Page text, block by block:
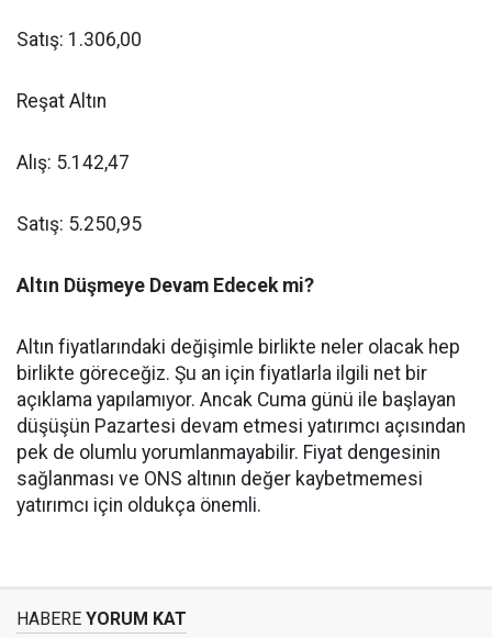
Satış: 1.306,00
Reşat Altın
Alış: 5.142,47
Satış: 5.250,95
Altın Düşmeye Devam Edecek mi?
Altın fiyatlarındaki değişimle birlikte neler olacak hep
birlikte göreceğiz. Şu an için fiyatlarla ilgili net bir
açıklama yapılamıyor. Ancak Cuma günü ile başlayan
düşüşün Pazartesi devam etmesi yatırımcı açısından
pek de olumlu yorumlanmayabilir. Fiyat dengesinin
sağlanması ve ONS altının değer kaybetmemesi
yatırımcı için oldukça önemli.
HABERE YORUM KAT